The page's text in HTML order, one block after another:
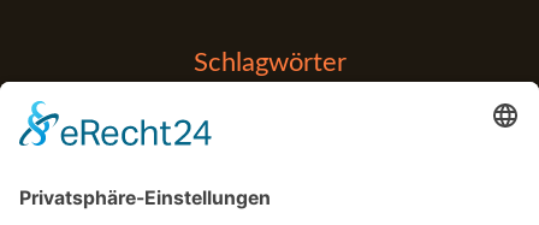
Schlagwörter
Anfänger Apps Balance
Fitness Tipps